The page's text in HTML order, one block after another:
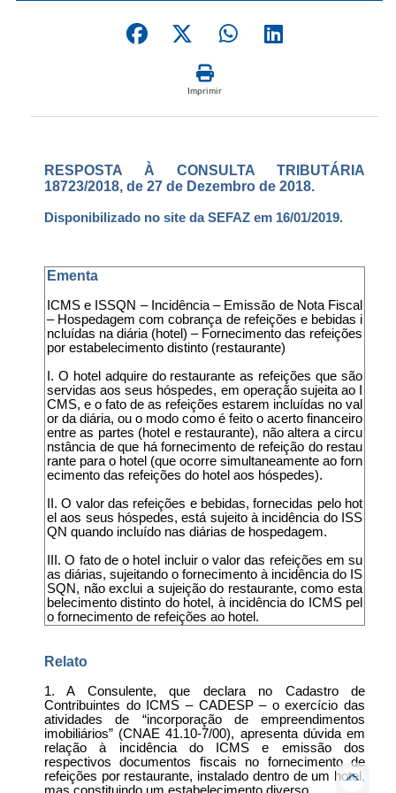
Imprimir
RESPOSTA À CONSULTA TRIBUTÁRIA
18723/2018, de 27 de Dezembro de 2018.
Disponibilizado no site da SEFAZ em 16/01/2019.
Ementa
ICMS e ISSQN – Incidência – Emissão de Nota Fiscal
– Hospedagem com cobrança de refeições e bebidas i
ncluídas na diária (hotel) – Fornecimento das refeições
por estabelecimento distinto (restaurante)
I. O hotel adquire do restaurante as refeições que são
servidas aos seus hóspedes, em operação sujeita ao I
CMS, e o fato de as refeições estarem incluídas no val
or da diária, ou o modo como é feito o acerto financeiro
entre as partes (hotel e restaurante), não altera a circu
nstância de que há fornecimento de refeição do restau
rante para o hotel (que ocorre simultaneamente ao forn
ecimento das refeições do hotel aos hóspedes).
II. O valor das refeições e bebidas, fornecidas pelo hot
el aos seus hóspedes, está sujeito à incidência do ISS
QN quando incluído nas diárias de hospedagem.
III. O fato de o hotel incluir o valor das refeições em su
as diárias, sujeitando o fornecimento à incidência do IS
SQN, não exclui a sujeição do restaurante, como esta
belecimento distinto do hotel, à incidência do ICMS pel
o fornecimento de refeições ao hotel.
Relato
1. A Consulente, que declara no Cadastro de
Contribuintes do ICMS – CADESP – o exercício das
atividades de “incorporação de empreendimentos
imobiliários” (CNAE 41.10-7/00), apresenta dúvida em
relação à incidência do ICMS e emissão dos
respectivos documentos fiscais no fornecimento de
refeições por restaurante, instalado dentro de um hotel,